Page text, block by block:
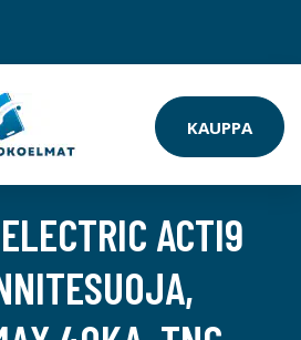
KAUPPA
ACTI9